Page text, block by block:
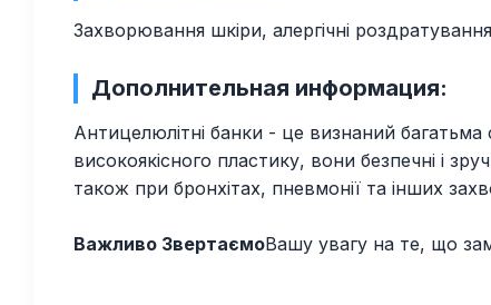
Захворювання шкіри, алергічні
Дополнительная информация:
Антицелюлітні банки - це визнаний багатьма
високоякісного пластику, вони безпечні і
також при бронхітах, пневмонії та інших
Важливо ЗвертаємоВашу увагу на те, що